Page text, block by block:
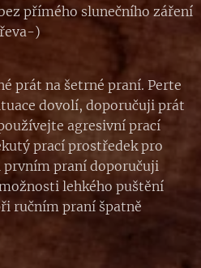
přímého slunečního záření
)
prát na šetrné praní. Perte
dovolí, doporučuji prát
agresivní prací
prací prostředek pro
prvním praní doporučuji
lehkého puštění
ručním praní špatně